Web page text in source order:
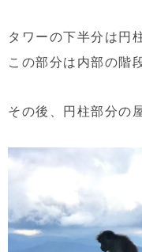
タワーの下半分は円
この部分は内部の階
その後、円柱部分の